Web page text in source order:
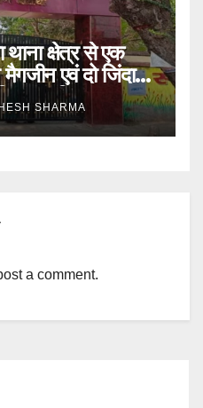
थाना क्षेत्र से एक
एवं दो जिंदा
दिया
SHARMA
a comment.